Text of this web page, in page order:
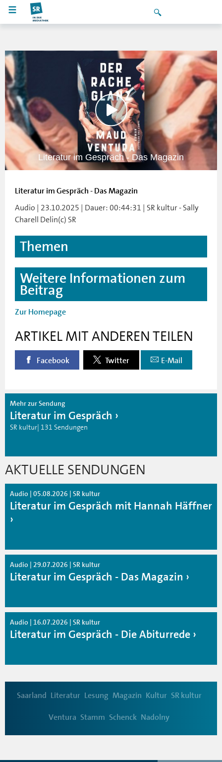
Literatur im Gespräch - Das Magazin
Literatur im Gespräch - Das Magazin
Audio | 23.10.2025 | Dauer: 00:44:31 | SR kultur - Sally
Charell Delin(c) SR
Themen
Weitere Informationen zum
Beitrag
Zur Homepage
ARTIKEL MIT ANDEREN TEILEN
Facebook Twitter E-Mail
Mehr zur Sendung
Literatur im Gespräch
SR kultur| 131 Sendungen
AKTUELLE SENDUNGEN
Audio | 05.08.2026 | SR kultur
Literatur im Gespräch mit Hannah Häffner
Audio | 29.07.2026 | SR kultur
Literatur im Gespräch - Das Magazin
Audio | 16.07.2026 | SR kultur
Literatur im Gespräch - Die Abiturrede
Saarland Literatur Lesung Magazin Kultur SR kultur
Ventura Stamm Schenck Nadolny